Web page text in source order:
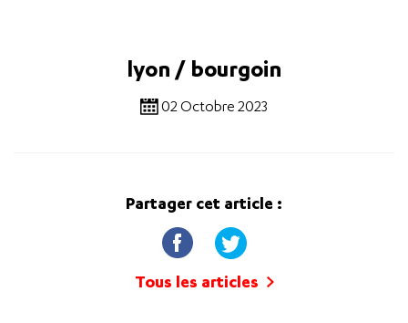
lyon / bourgoin
02 Octobre 2023
Partager cet article :
Tous les articles